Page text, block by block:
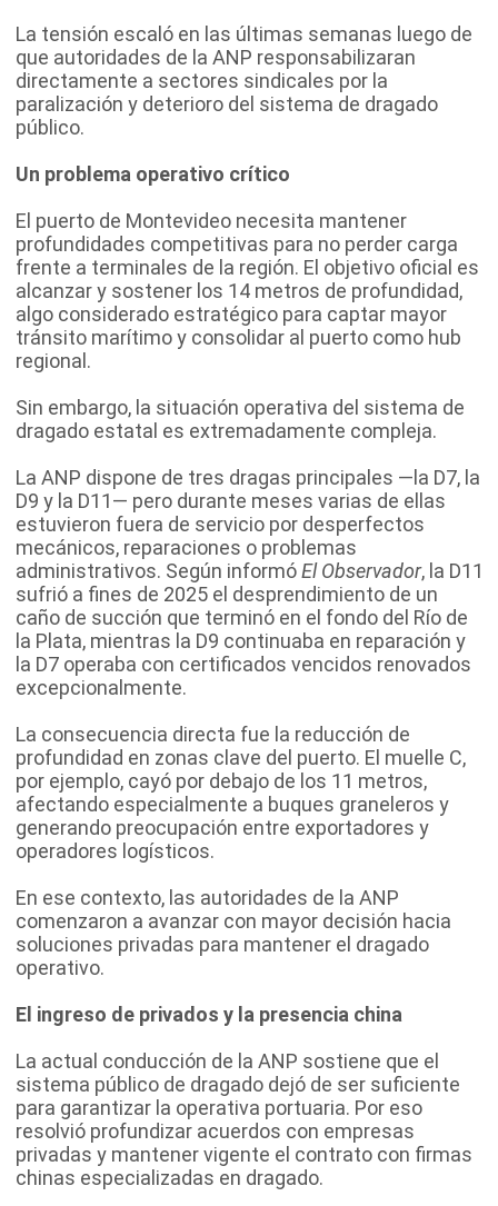
La tensión escaló en las últimas semanas luego de
que autoridades de la ANP responsabilizaran
directamente a sectores sindicales por la
paralización y deterioro del sistema de dragado
público.
Un problema operativo crítico
El puerto de Montevideo necesita mantener
profundidades competitivas para no perder carga
frente a terminales de la región. El objetivo oficial es
alcanzar y sostener los 14 metros de profundidad,
algo considerado estratégico para captar mayor
tránsito marítimo y consolidar al puerto como hub
regional.
Sin embargo, la situación operativa del sistema de
dragado estatal es extremadamente compleja.
La ANP dispone de tres dragas principales —la D7, la
D9 y la D11— pero durante meses varias de ellas
estuvieron fuera de servicio por desperfectos
mecánicos, reparaciones o problemas
administrativos. Según informóEl Observador, la D11
sufrió a fines de 2025 el desprendimiento de un
caño de succión que terminó en el fondo del Río de
la Plata, mientras la D9 continuaba en reparación y
la D7 operaba con certificados vencidos renovados
excepcionalmente.
La consecuencia directa fue la reducción de
profundidad en zonas clave del puerto. El muelle C,
por ejemplo, cayó por debajo de los 11 metros,
afectando especialmente a buques graneleros y
generando preocupación entre exportadores y
operadores logísticos.
En ese contexto, las autoridades de la ANP
comenzaron a avanzar con mayor decisión hacia
soluciones privadas para mantener el dragado
operativo.
El ingreso de privados y la presencia china
La actual conducción de la ANP sostiene que el
sistema público de dragado dejó de ser suficiente
para garantizar la operativa portuaria. Por eso
resolvió profundizar acuerdos con empresas
privadas y mantener vigente el contrato con firmas
chinas especializadas en dragado.